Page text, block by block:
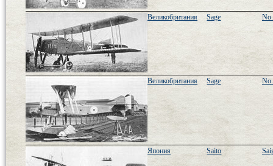
Великобритания Sage
Великобритания Sage
Япония Saito